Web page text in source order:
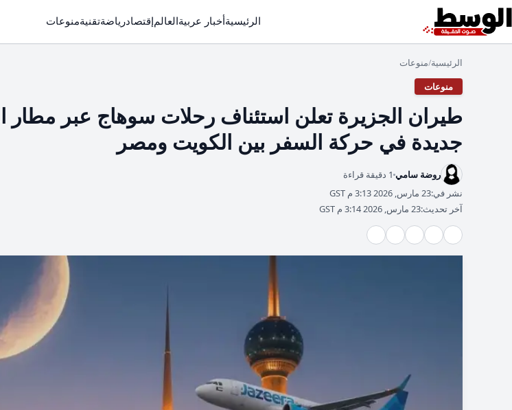
الرئيسيةأخبار عربيةالعالمإقتصادرياضةتقنيةمنوعات
الرئيسية/منوعات
منوعات
طيران الجزيرة تعلن استئناف رحلات سوهاج عبر
جديدة في حركة السفر بين الكويت ومصر
روضة سامي 1 دقيقة قراءة
نشر في:23 مارس, 2026 3:13 م GST
آخر تحديث:23 مارس, 2026 3:14 م GST